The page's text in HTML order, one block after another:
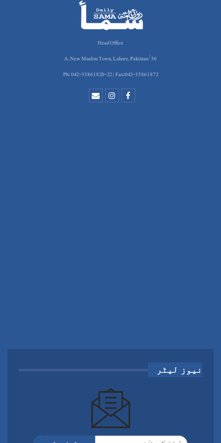
Head Office
36/A, New Muslim Town, Lahore, Pakistan
Ph: 042-35861820-22 | Fax:042-35861872
نیوز لیٹر